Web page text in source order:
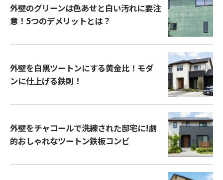
外壁のグリーンは色あせと白い汚れに要注
意！5つのデメリットとは？
外壁を白黒ツートンにする黄金比！モダ
ンに仕上げる鉄則！
外壁をチャコールで洗練された邸宅に!劇
的おしゃれなツートン鉄板コンビ